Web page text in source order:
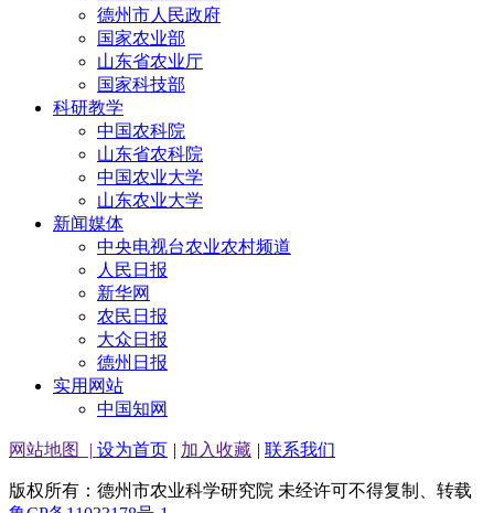
德州市人民政府
国家农业部
山东省农业厅
国家科技部
科研教学
中国农科院
山东省农科院
中国农业大学
山东农业大学
新闻媒体
中央电视台农业农村频道
人民日报
新华网
农民日报
大众日报
德州日报
实用网站
中国知网
网站地图 | 设为首页 | 加入收藏 | 联系我们
版权所有：德州市农业科学研究院 未经许可不得复制、转载